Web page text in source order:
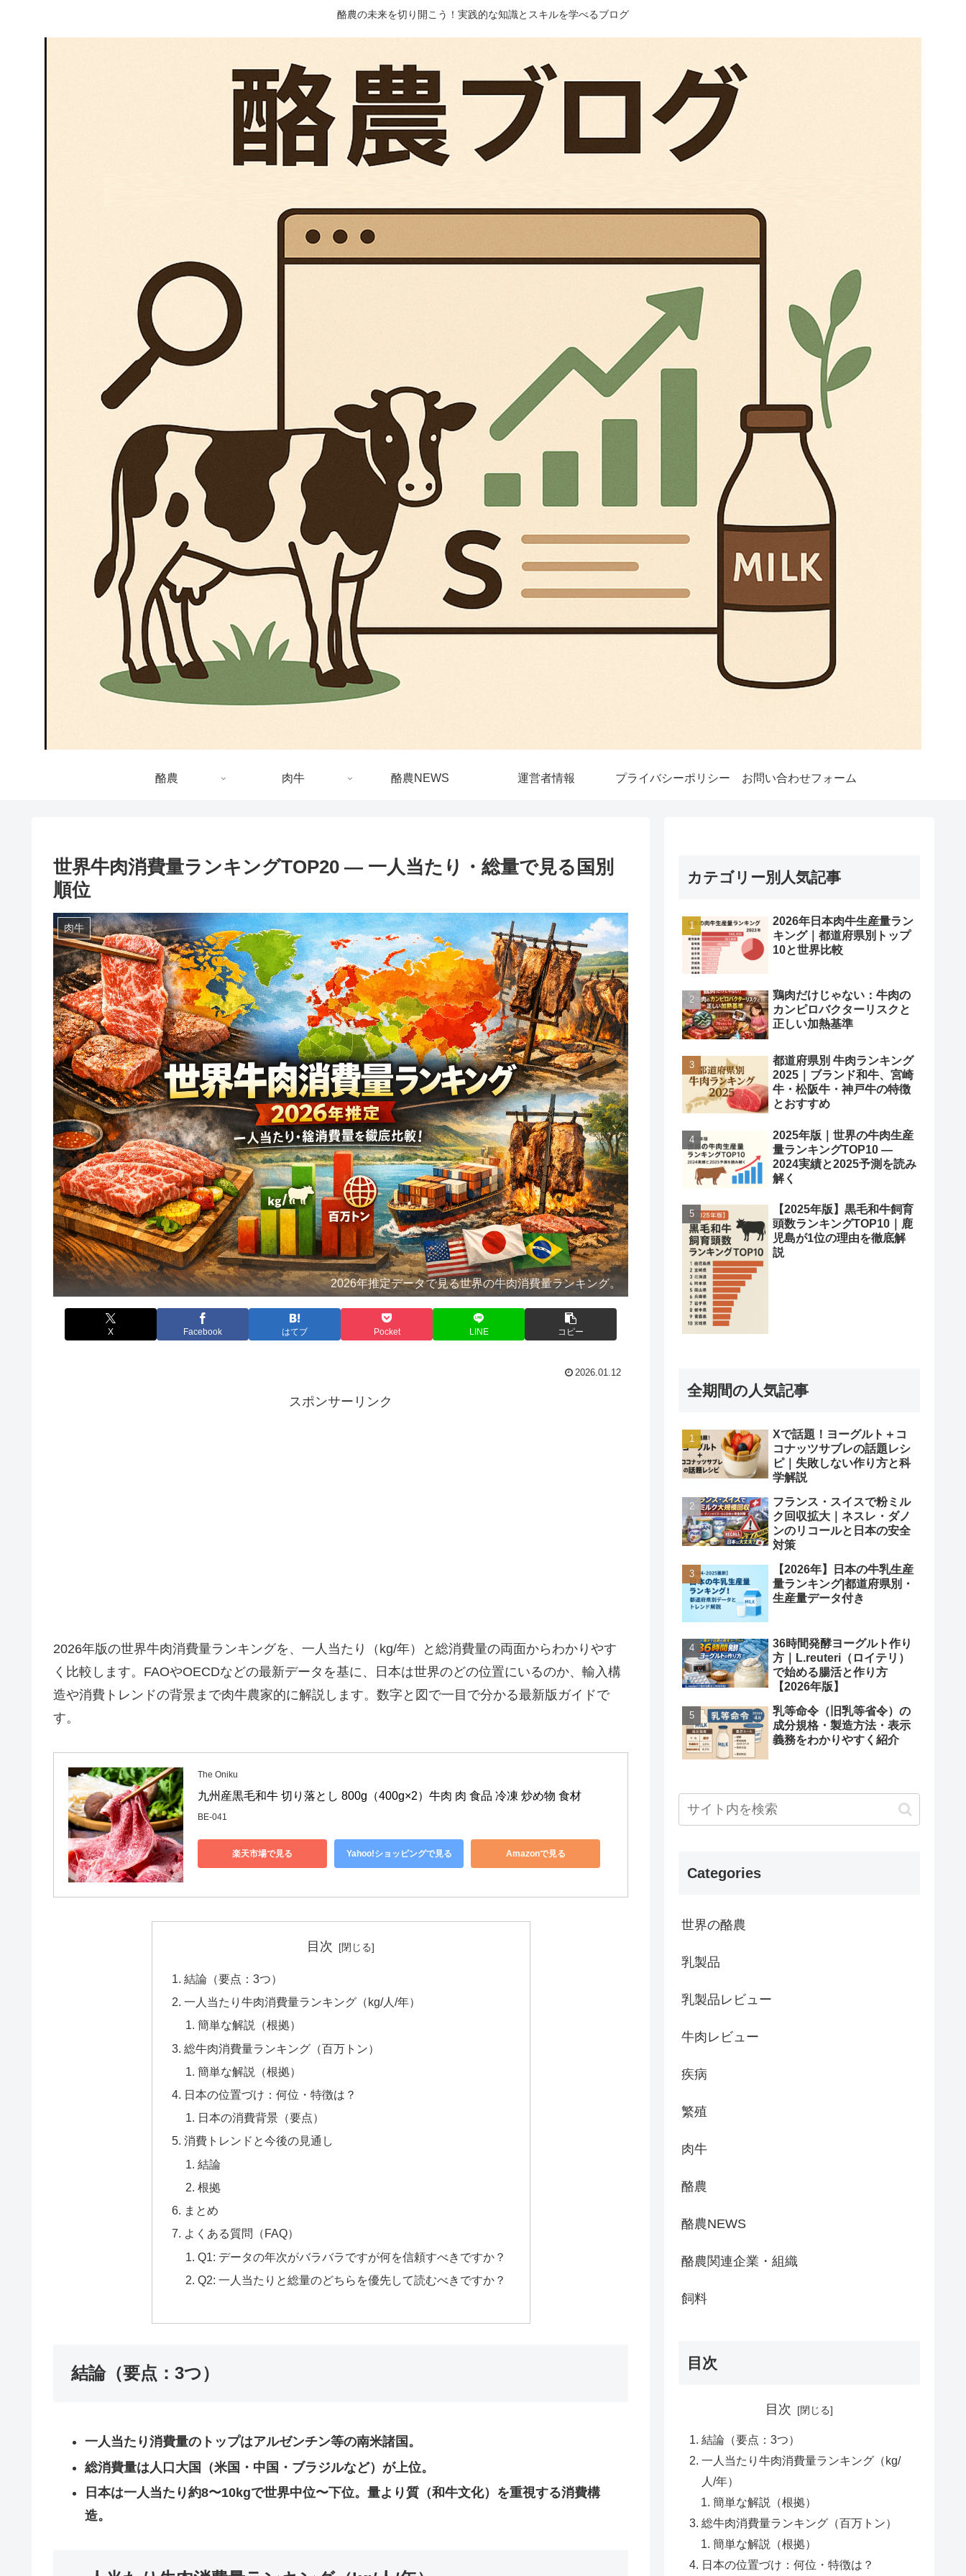
酪農の未来を切り開こう！実践的な知識とスキルを学べるブログ
酪農 肉牛 酪農NEWS 運営者情報 プライバシーポリシー お問い合わせフォーム
世界牛肉消費量ランキングTOP20 — 一人当たり・総量で見る国別
順位
肉牛
2026年推定データで見る世界の牛肉消費量ランキング。
X Facebook はてブ Pocket LINE コピー
2026.01.12
スポンサーリンク
2026年版の世界牛肉消費量ランキングを、一人当たり（kg/年）と総消費量の両面からわかりやす
く比較します。FAOやOECDなどの最新データを基に、日本は世界のどの位置にいるのか、輸入構
造や消費トレンドの背景まで肉牛農家的に解説します。数字と図で一目で分かる最新版ガイドで
す。
The Oniku
九州産黒毛和牛 切り落とし 800g（400g×2）牛肉 肉 食品 冷凍 炒め物 食材
BE-041
楽天市場で見る Yahoo!ショッピングで見る Amazonで見る
目次
結論（要点：3つ）
一人当たり牛肉消費量ランキング（kg/人/年）
簡単な解説（根拠）
総牛肉消費量ランキング（百万トン）
簡単な解説（根拠）
日本の位置づけ：何位・特徴は？
日本の消費背景（要点）
消費トレンドと今後の見通し
結論
根拠
まとめ
よくある質問（FAQ）
Q1: データの年次がバラバラですが何を信頼すべきですか？
Q2: 一人当たりと総量のどちらを優先して読むべきですか？
結論（要点：3つ）
一人当たり消費量のトップはアルゼンチン等の南米諸国。
総消費量は人口大国（米国・中国・ブラジルなど）が上位。
日本は一人当たり約8〜10kgで世界中位〜下位。量より質（和牛文化）を重視する消費構
造。
カテゴリー別人気記事
2026年日本肉牛生産量ラン
キング｜都道府県別トップ
10と世界比較
鶏肉だけじゃない：牛肉の
カンピロバクターリスクと
正しい加熱基準
都道府県別 牛肉ランキング
2025｜ブランド和牛、宮崎
牛・松阪牛・神戸牛の特徴
とおすすめ
2025年版｜世界の牛肉生産
量ランキングTOP10 —
2024実績と2025予測を読み
解く
【2025年版】黒毛和牛飼育
頭数ランキングTOP10｜鹿
児島が1位の理由を徹底解
説
全期間の人気記事
Xで話題！ヨーグルト＋コ
コナッツサブレの話題レシ
ピ｜失敗しない作り方と科
学解説
フランス・スイスで粉ミル
ク回収拡大｜ネスレ・ダノ
ンのリコールと日本の安全
対策
【2026年】日本の牛乳生産
量ランキング|都道府県別・
生産量データ付き
36時間発酵ヨーグルト作り
方｜L.reuteri（ロイテリ）
で始める腸活と作り方
【2026年版】
乳等命令（旧乳等省令）の
成分規格・製造方法・表示
義務をわかりやすく紹介
Categories
世界の酪農
乳製品
乳製品レビュー
牛肉レビュー
疾病
繁殖
肉牛
酪農
酪農NEWS
酪農関連企業・組織
飼料
目次
目次
結論（要点：3つ）
一人当たり牛肉消費量ランキング（kg/
人/年）
簡単な解説（根拠）
総牛肉消費量ランキング（百万トン）
簡単な解説（根拠）
日本の位置づけ：何位・特徴は？